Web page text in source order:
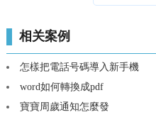
相关案例
怎樣把電話号碼導入新手機
word如何轉換成pdf
寶寶周歲通知怎麼發